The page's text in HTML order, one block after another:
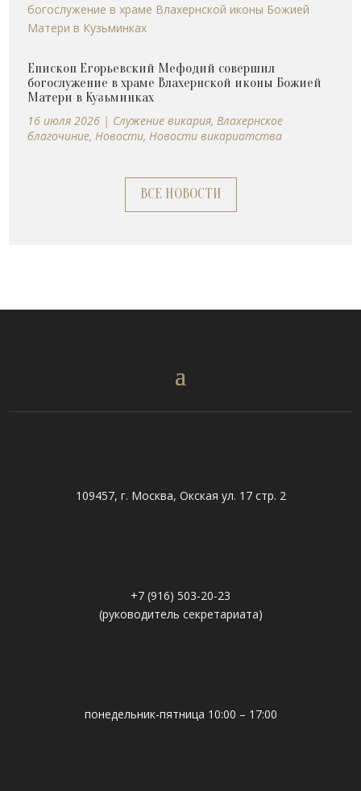
Епископ Егорьевский Мефодий совершил
богослужение в храме Влахернской иконы Божией
Матери в Кузьминках
16 июля 2026 | Cлужение викария,Влахернское
благочиние,Новости,Новости викариатства
ВСЕ НОВОСТИ
109457, г. Москва, Окская ул. 17 стр. 2
+7 (916) 503-20-23
(руководитель секретариата)
понедельник-пятница 10:00 – 17:00